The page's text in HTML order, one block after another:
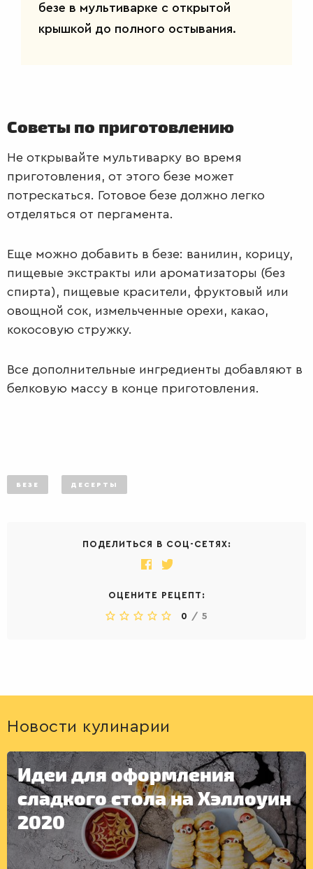
безе в мультиварке с открытой
крышкой до полного остывания.
Советы по приготовлению
Не открывайте мультиварку во время
приготовления, от этого безе может
потрескаться. Готовое безе должно легко
отделяться от пергамента.
Еще можно добавить в безе: ванилин, корицу,
пищевые экстракты или ароматизаторы (без
спирта), пищевые красители, фруктовый или
овощной сок, измельченные орехи, какао,
кокосовую стружку.
Все дополнительные ингредиенты добавляют в
белковую массу в конце приготовления.
БЕЗЕ ДЕСЕРТЫ
ПОДЕЛИТЬСЯ В СОЦ-СЕТЯХ:
ОЦЕНИТЕ РЕЦЕПТ:
0 / 5
Новости кулинарии
Идеи для оформления
сладкого стола на Хэллоуин
2020